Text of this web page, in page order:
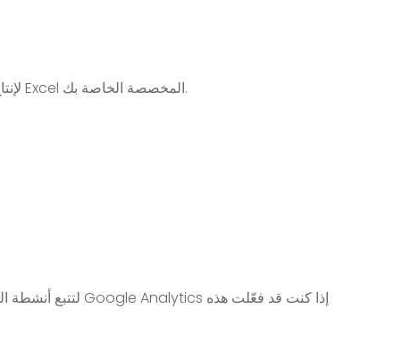
كما تتوقع، فإننا نقدم تقارير متعددة لعرض بيانات العملاء والمبيعات، ويمكنك بسهولة تصدير كافة البيانات بتنسيق CSV لإنتاج تقارير Excel المخصصة الخاصة بك.